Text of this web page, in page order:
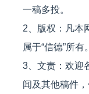
一稿多投。
2、版权：凡本
属于“信德”所
3、文责：欢迎
闻及其他稿件